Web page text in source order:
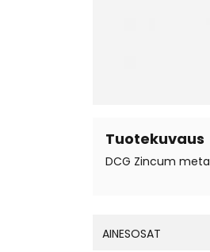
Tuotekuvaus
DCG Zincum
AINESOSAT